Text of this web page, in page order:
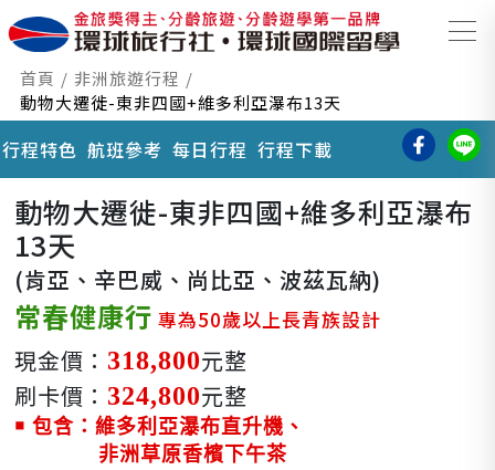
首頁
非洲旅遊行程
動物大遷徙-東非四國+維多利亞瀑布13天
行程特色 航班參考 每日行程 行程下載
動物大遷徙-東非四國+維多利亞瀑布
13天
(肯亞、辛巴威、尚比亞、波茲瓦納)
常春健康行 專為50歲以上長青族設計
現金價： 318,800元整
刷卡價： 324,800元整
￭ 包含：維多利亞瀑布直升機、
非洲草原香檳下午茶